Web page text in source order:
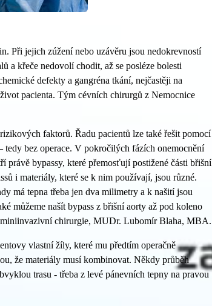
Při jejich zúžení nebo uzávěru jsou nedokrevností
a křeče nedovolí chodit, až se posléze bolesti
defekty a gangréna tkání, nejčastěji na
pacienta. Tým cévních chirurgů z Nemocnice
faktorů. Řadu pacientů lze také řešit pomocí
bez operace. V pokročilých fázích onemocnění
právě bypassy, které přemosťují postižené části břišní
i materiály, které se k nim používají, jsou různé.
má tepna třeba jen dva milimetry a k našití jsou
můžeme našít bypass z břišní aorty až pod koleno
miniinvazivní chirurgie, MUDr. Lubomír Blaha, MBA.
vlastní žíly, které mu předtím operačně
že materiály musí kombinovat. Někdy průběh
trasu - třeba z levé pánevních tepny na pravou